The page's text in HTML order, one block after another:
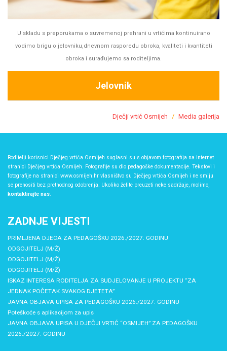
U skladu s preporukama o suvremenoj prehrani u vrtićima kontinuirano
vodimo brigu o jelovniku,dnevnom rasporedu obroka, kvaliteti i kvantiteti
obroka i surađujemo sa roditeljima.
Jelovnik
Dječji vrtić Osmijeh Media galerija
Roditelji korisnici Dječjeg vrtića Osmijeh suglasni su s objavom fotografija na internet
stranici Dječjeg vrtića Osmijeh. Fotografije su dio pedagoške dokumentacije. Tekstovi i
fotografije na stranici www.osmijeh.hr vlasništvo su Dječjeg vrtića Osmijeh i ne smiju
se prenositi bez prethodnog odobrenja. Ukoliko želite preuzeti neke sadržaje, molimo,
kontaktirajte nas
ZADNJE VIJESTI
PRIMLJENA DJECA ZA PEDAGOŠKU 2026./2027. GODINU
ODGOJITELJ (M/Ž)
ODGOJITELJ (M/Ž)
ODGOJITELJ (M/Ž)
ISKAZ INTERESA RODITELJA ZA SUDJELOVANJE U PROJEKTU “ZA
JEDNAK POČETAK SVAKOG DJETETA”
JAVNA OBJAVA UPISA ZA PEDAGOŠKU 2026./2027. GODINU
Poteškoće s aplikacijom za upis
JAVNA OBJAVA UPISA U DJEČJI VRTIĆ “OSMIJEH” ZA PEDAGOŠKU
2026./2027. GODINU